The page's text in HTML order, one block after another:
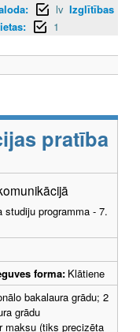
lv Izglītības
1
pratība
programma - 7.
forma: Klātiene
bakalaura grādu; 2
grādu
maksu (tiks precizēta